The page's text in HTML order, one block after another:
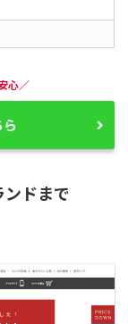
心／
ドまで